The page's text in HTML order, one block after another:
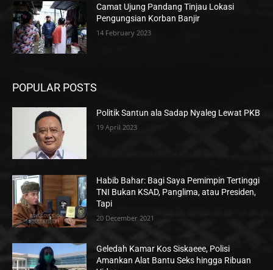
Camat Ujung Pandang Tinjau Lokasi
Pengungsian Korban Banjir
14 February 2023
POPULAR POSTS
Politik Santun ala Sadap Nyaleg Lewat PKB
19 April 2023
Habib Bahar: Bagi Saya Pemimpin Tertinggi
TNI Bukan KSAD, Panglima, atau Presiden,
Tapi
20 December 2021
Geledah Kamar Kos Siskaeee, Polisi
Amankan Alat Bantu Seks hingga Ribuan